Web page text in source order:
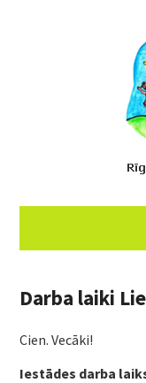
Darba laiki
Cien. Vecāki!
Iestādes darba